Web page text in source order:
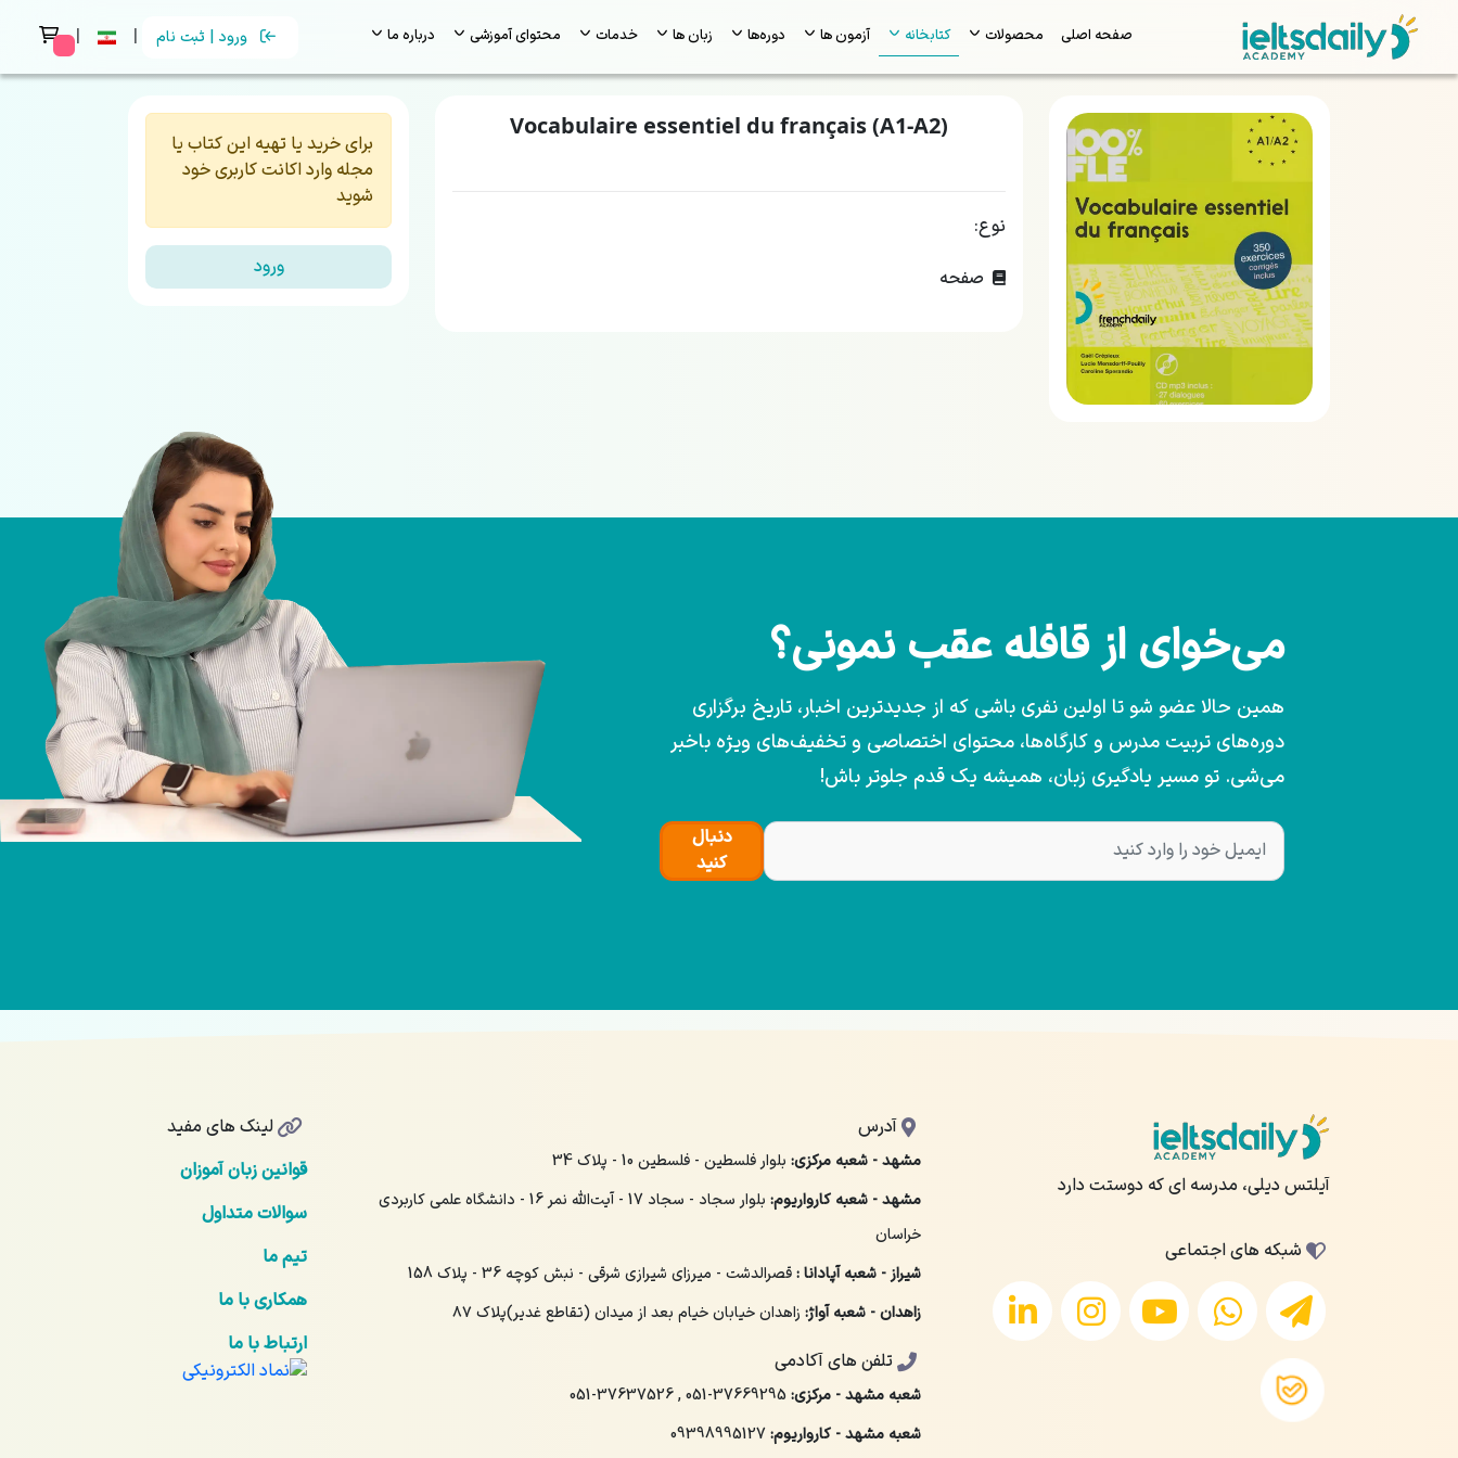
صفحه اصلی محصولات کتابخانه آزمون ها دوره‌ها زبان ها خدمات محتوای آموزشی درباره ما ورود | ثبت نام |
|
Vocabulaire essentiel du français (A1-A2)
نوع:
صفحه
برای خرید یا تهیه این کتاب یا
مجله وارد اکانت کاربری خود
شوید
ورود
می‌خوای از قافله عقب نمونی؟
همین حالا عضو شو تا اولین نفری باشی که از جدیدترین اخبار، تاریخ برگزاری
دوره‌های تربیت مدرس و کارگاه‌ها، محتوای اختصاصی و تخفیف‌های ویژه باخبر
می‌شی. تو مسیر یادگیری زبان، همیشه یک قدم جلوتر باش!
دنبال
کنید
آیلتس دیلی، مدرسه ای که دوستت دارد
شبکه های اجتماعی
آدرس
مشهد - شعبه مرکزی: بلوار فلسطین - فلسطین 10 - پلاک 34
مشهد - شعبه کارواریوم:
بلوار سجاد - سجاد 17 - آیت‌الله نمر 16 - دانشگاه علمی کاربردی
خراسان
شیراز - شعبه آپادانا :قصرالدشت - میرزای شیرازی شرقی - نبش کوچه 36 - پلاک 158
زاهدان - شعبه آواژ: زاهدان خیابان خیام بعد از میدان (تقاطع غدیر)پلاک ۸۷
تلفن های آکادمی
شعبه مشهد - مرکزی: 051-37669295
,
051-37637526
شعبه مشهد - کارواریوم: 09398995127
لینک های مفید
قوانین زبان آموزان
سوالات متداول
تیم ما
همکاری با ما
ارتباط با ما